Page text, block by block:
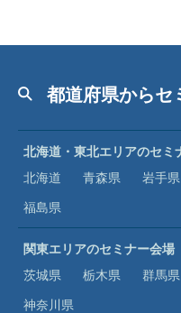
都道府県からセ
北海道・東北エリアのセミ
北海道
青森県 岩手県
福島県
関東エリアのセミナー会場
茨城県
栃木県 群馬県
神奈川県